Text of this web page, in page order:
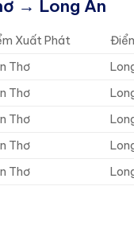
→ Long An
Xuất Phát
Thơ
Thơ
Thơ
Thơ
Thơ